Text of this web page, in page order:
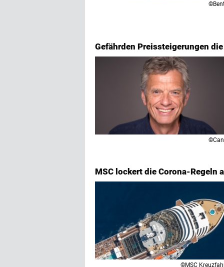
Gefährden Preissteigerungen
MSC lockert die Corona-Regeln
©MSC